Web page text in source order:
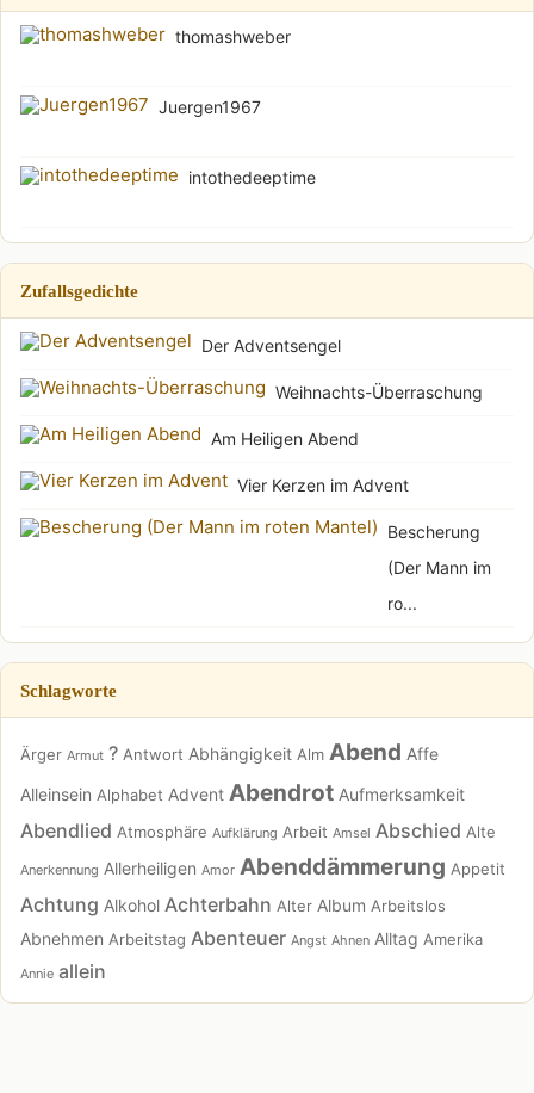
thomashweber
Juergen1967
intothedeeptime
Zufallsgedichte
Der Adventsengel
Weihnachts-Überraschung
Am Heiligen Abend
Vier Kerzen im Advent
Bescherung
(Der Mann im
ro...
Schlagworte
Ärger Armut ? Antwort Abhängigkeit Alm Abend Affe
Alleinsein Alphabet Advent Abendrot Aufmerksamkeit
Abendlied Atmosphäre Aufklärung Arbeit Amsel Abschied Alte
Anerkennung Allerheiligen Amor Abenddämmerung Appetit
Achtung Alkohol Achterbahn Alter Album Arbeitslos
Abnehmen Arbeitstag Abenteuer Angst Ahnen Alltag Amerika
Annie allein